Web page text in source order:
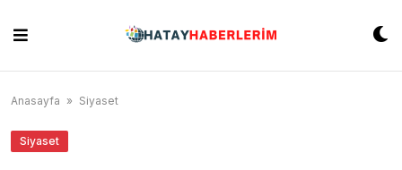
content
Anasayfa » Siyaset
Siyaset